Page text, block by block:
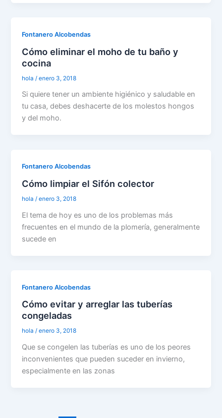
Fontanero Alcobendas
Cómo eliminar el moho de tu baño y
cocina
hola /enero 3, 2018
Si quiere tener un ambiente higiénico y saludable en
tu casa, debes deshacerte de los molestos hongos
y del moho.
Fontanero Alcobendas
Cómo limpiar el Sifón colector
hola/enero 3, 2018
El tema de hoy es uno de los problemas más
frecuentes en el mundo de la plomería, generalmente
sucede en
Fontanero Alcobendas
Cómo evitar y arreglar las tuberías
congeladas
hola/enero 3, 2018
Que se congelen las tuberías es uno de los peores
inconvenientes que pueden suceder en invierno,
especialmente en las zonas